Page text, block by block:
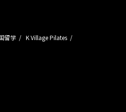
留学
K Village Pilates